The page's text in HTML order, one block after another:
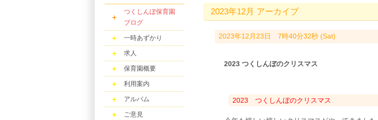
2023年12月 アーカイブ
2023年12月23日 7時40分32秒 (Sat)
2023 つくしんぼのクリスマス
2023 つくしんぼのクリスマス
つくしんぼ保育園
ブログ
一時あずかり
求人
保育園概要
利用案内
アルバム
ご意見